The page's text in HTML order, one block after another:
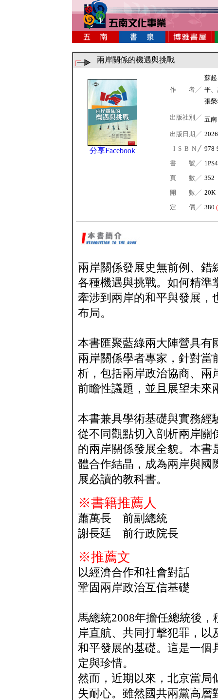
兩岸關係的機遇與挑戰
分享Facebook
作 者╱
蘇
平
張
出版社別╱ 五南
出版日期╱
I S B N ╱ 978-
書 號╱ 1PS4
頁 數╱ 352
開 數╱ 20K
定 價╱ 380
兩岸關係發展史無前例、錯
各種機遇與挑戰。如何精準
牽涉到兩岸的和平與發展，
布局。
本書匯聚藍綠兩大陣營具有
兩岸關係學者專家，針對當
析，包括兩岸政治協商、兩
前瞻性議題，並且展望未來
本書兼具學術基礎與實務經
從不同觀點切入剖析兩岸關
的兩岸關係發展全貌。本書
體合作結晶，成為兩岸與國
展必讀的教科書。
※書籍推薦人
蕭萬長 前副總統
謝長廷 前行政院長
※推薦文
以經濟合作和社會對話
鞏固兩岸政治互信基礎
馬總統2008年擔任總統後
岸直航、共同打擊犯罪，以
和平發展的基礎。這是一個
定與珍惜。
然而，近期以來，北京當局
失耐心。雖然國共兩黨高層